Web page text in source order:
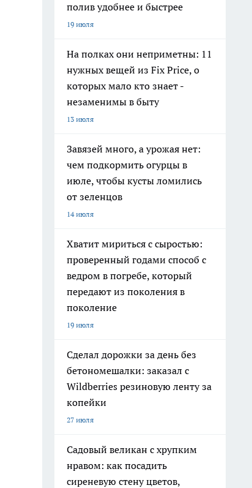
полив удобнее и быстрее
19 июля
На полках они неприметны: 11
нужных вещей из Fix Price, о
которых мало кто знает -
незаменимы в быту
13 июля
Завязей много, а урожая нет:
чем подкормить огурцы в
июле, чтобы кусты ломились
от зеленцов
14 июля
Хватит мириться с сыростью:
проверенный годами способ с
ведром в погребе, который
передают из поколения в
поколение
19 июля
Сделал дорожки за день без
бетономешалки: заказал с
Wildberries резиновую ленту за
копейки
27 июля
Садовый великан с хрупким
нравом: как посадить
сиреневую стену цветов,